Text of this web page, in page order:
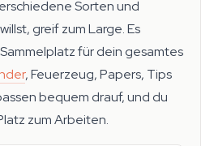
Sorten und
greif zum Large. Es
für dein gesamtes
, Feuerzeug, Papers, Tips
bequem drauf, und du
zum Arbeiten.